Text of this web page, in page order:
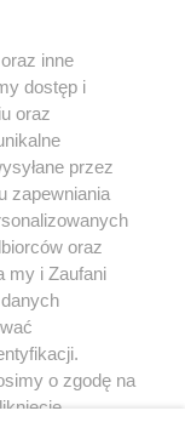
powielany i
sposób (w
polu
w Internecie
lub
prawa, tzn.
i może być ścigane
inne
dostęp i
oraz
przez
zapewniania
oraz
my i Zaufani
o zgodę na